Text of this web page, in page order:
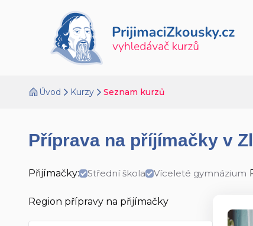
Úvod Kurzy Seznam kurzů
Příprava na příjímačky v
Přijímačky: Střední škola Víceleté gymnázium
Region přípravy na přijímačky